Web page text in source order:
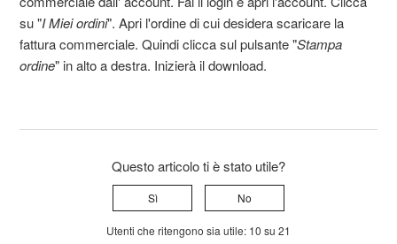
su "I Miei ordini". Apri l'ordine di cui desidera scaricare la
fattura commerciale. Quindi clicca sul pulsante "Stampa
ordine" in alto a destra. Inizierà il download.
Questo articolo ti è stato utile?
Sì No
Utenti che ritengono sia utile: 10 su 21